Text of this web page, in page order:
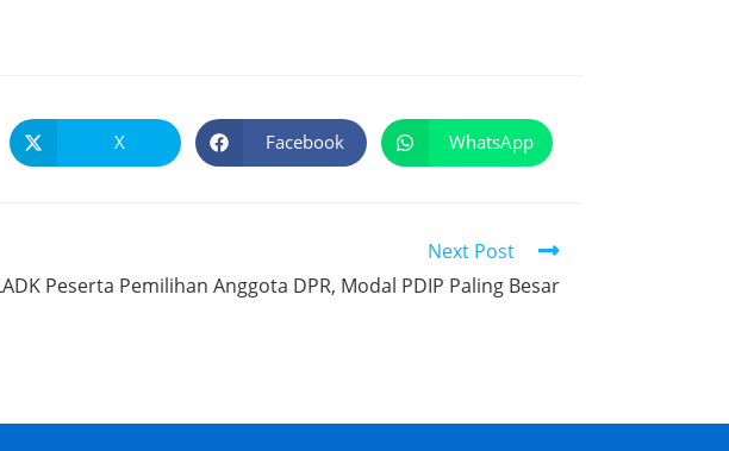
X Facebook WhatsApp
Next Post
Peserta Pemilihan Anggota DPR, Modal PDIP Paling Besar